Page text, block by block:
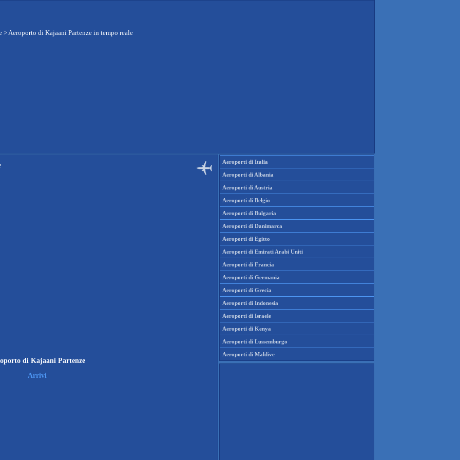
>Aeroporto di Kajaani Partenze in tempo reale
di Kajaani Partenze
Arrivi
Aeroporti di Italia
Aeroporti di Albania
Aeroporti di Austria
Aeroporti di Belgio
Aeroporti di Bulgaria
Aeroporti di Danimarca
Aeroporti di Egitto
Aeroporti di Emirati Arabi Uniti
Aeroporti di Francia
Aeroporti di Germania
Aeroporti di Grecia
Aeroporti di Indonesia
Aeroporti di Israele
Aeroporti di Kenya
Aeroporti di Lussemburgo
Aeroporti di Maldive